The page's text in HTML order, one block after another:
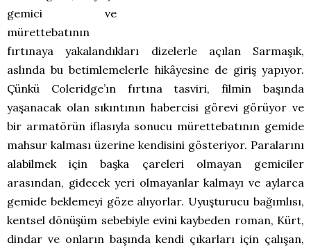
gemici ve
mürettebatının
fırtınaya yakalandıkları dizelerle açılan Sarmaşık,
aslında bu betimlemelerle hikâyesine de giriş yapıyor.
Çünkü Coleridge’ın fırtına tasviri, filmin başında
yaşanacak olan sıkıntının habercisi görevi görüyor ve
bir armatörün iflasıyla sonucu mürettebatının gemide
mahsur kalması üzerine kendisini gösteriyor. Paralarını
alabilmek için başka çareleri olmayan gemiciler
arasından, gidecek yeri olmayanlar kalmayı ve aylarca
gemide beklemeyi göze alıyorlar. Uyuşturucu bağımlısı,
kentsel dönüşüm sebebiyle evini kaybeden roman, Kürt,
dindar ve onların başında kendi çıkarları için çalışan,